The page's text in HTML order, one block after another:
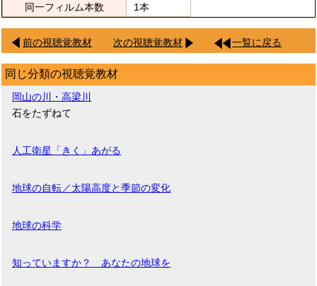
同一フィルム本数
1本
前の視聴覚教材 次の視聴覚教材 一覧に戻る
同じ分類の視聴覚教材
岡山の川・高梁川
石をたずねて
人工衛星「きく」あがる
地球の自転／太陽高度と季節の変化
地球の科学
知っていますか？ あなたの地球を